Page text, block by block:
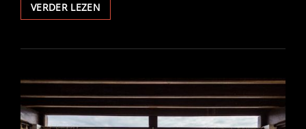
VERDER LEZEN
KRUIDEN
PLANTEN
MENTALE
BALANS
KUNNEN
ONDERSTEUNEN